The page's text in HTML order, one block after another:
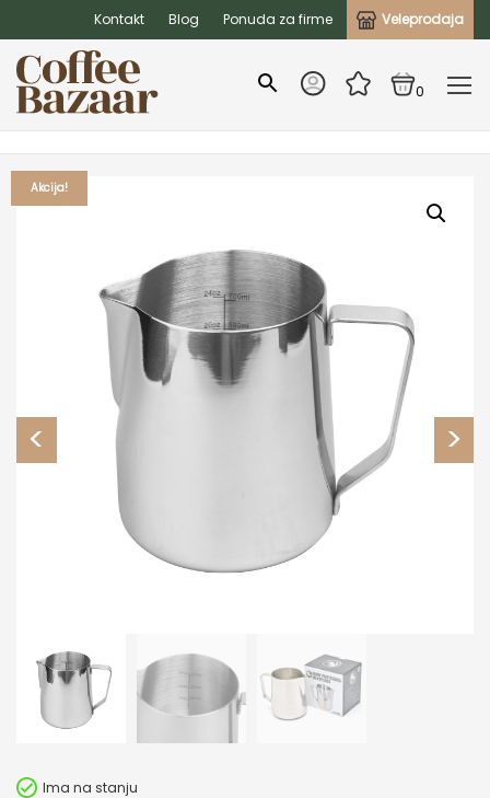
Kontakt Blog Ponuda za firme Veleprodaja
0
Akcija!
Ima na stanju